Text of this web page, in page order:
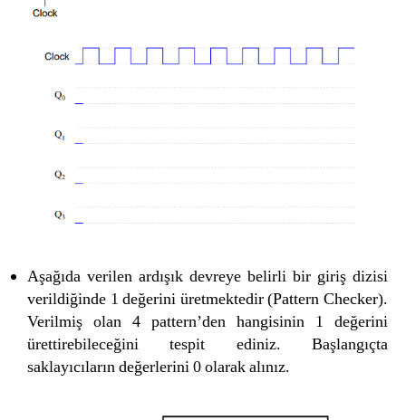
Aşağıda verilen ardışık devreye belirli bir giriş dizisi
verildiğinde 1 değerini üretmektedir (Pattern Checker).
Verilmiş olan 4 pattern’den hangisinin 1 değerini
ürettirebileceğini tespit ediniz. Başlangıçta
saklayıcıların değerlerini 0 olarak alınız.